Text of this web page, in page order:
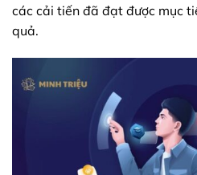
các cải tiến đã đạt được mục
quả.